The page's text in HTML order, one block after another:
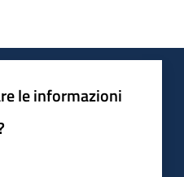
le informazioni